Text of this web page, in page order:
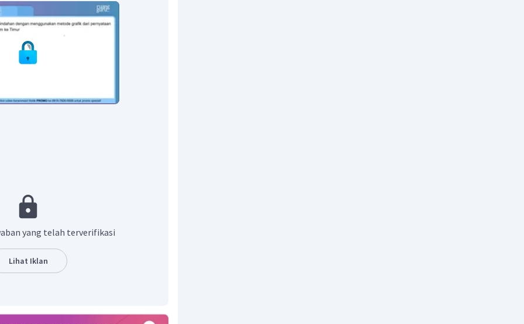
maka resultan vektor perpindahannya
yang telah terverifikasi
Lihat Iklan